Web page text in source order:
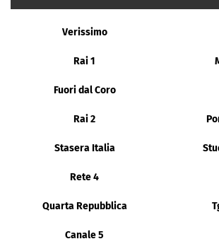
Verissimo
Rai 1
Fuori dal Coro
Rai 2
Stasera Italia
Rete 4
Quarta Repubblica
Canale 5